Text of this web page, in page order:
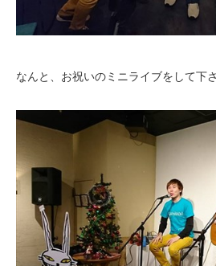
なんと、お祝いのミニライブをして下